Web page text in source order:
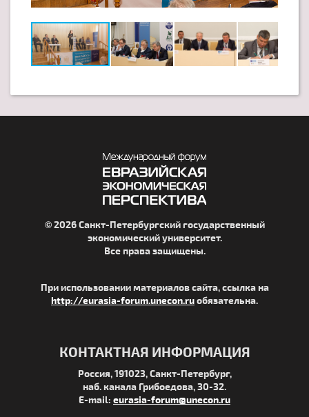
© 2026 Санкт-Петербургский государственный
экономический университет.
Все права защищены.
При использовании материалов сайта, ссылка на
http://eurasia-forum.unecon.ruобязательна.
КОНТАКТНАЯ ИНФОРМАЦИЯ
Россия, 191023, Санкт-Петербург,
наб. канала Грибоедова, 30-32.
E-mail: eurasia-forum@unecon.ru